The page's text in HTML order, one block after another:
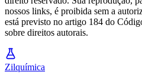
nossos links, é proibida sem a
está previsto no artigo 184 do
sobre direitos autorais.
Zilquímica